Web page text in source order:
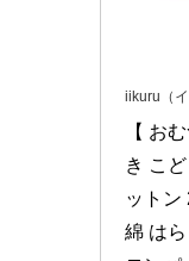
iikuru（イ
【 お
き こ
ットン
綿 は